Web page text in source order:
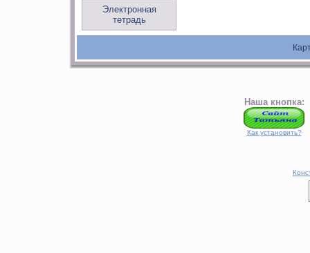
Электронная
тетрадь
Наша кнопка:
Как установить?